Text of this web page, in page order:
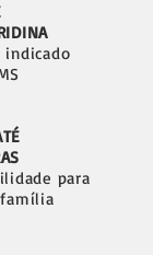
indicado
para